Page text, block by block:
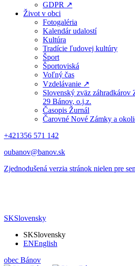
GDPR ↗
Život v obci
Fotogaléria
Kalendár udalostí
Kultúra
Tradície ľudovej kultúry
Šport
Športoviská
Voľný čas
Vzdelávanie ↗
Slovenský zväz záhradkárov
29 Bánov, o.j.z.
Časopis Žurnál
Čarovné Nové Zámky a
+421356 571 142
oubanov@banov.sk
Zjednodušená verzia stránok nielen pre
SKSlovensky
SKSlovensky
ENEnglish
obec Bánov